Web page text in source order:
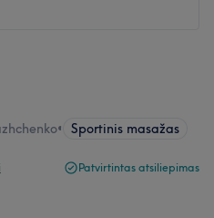
• Sportinis masažas
Patvirtintas atsiliepimas